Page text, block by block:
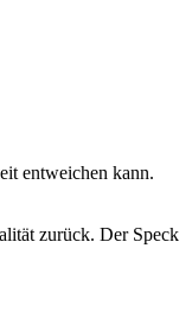
entweichen kann.
zurück. Der Speck